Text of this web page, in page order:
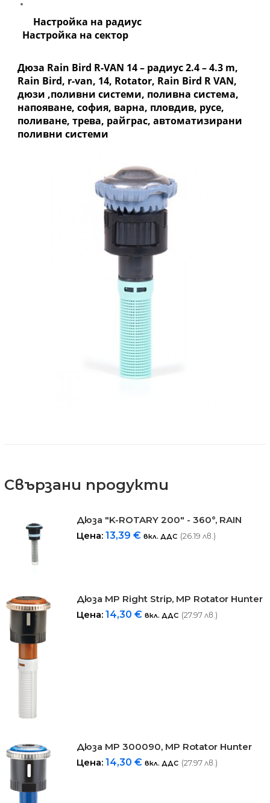
Настройка на радиус
Настройка на сектор
Дюза Rain Bird R-VAN 14 – радиус 2.4 – 4.3 m,
Rain Bird, r-van, 14, Rotator, Rain Bird R VAN,
дюзи ,поливни системи, поливна система,
напояване, софия, варна, пловдив, русе,
поливане, трева, райграс, автоматизирани
поливни системи
Свързани продукти
Дюза "K-ROTARY 200" - 360°, RAIN
Цена:13,39€ вкл. ДДС (26.19 лв.)
Дюза MP Right Strip, MP Rotator Hunter
Цена:14,30€ вкл. ДДС (27.97 лв.)
Дюза MP 300090, MP Rotator Hunter
Цена:14,30€ вкл. ДДС (27.97 лв.)